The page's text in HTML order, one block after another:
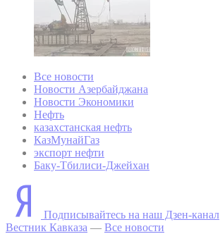
Все новости
Новости Азербайджана
Новости Экономики
Нефть
казахстанская нефть
КазМунайГаз
экспорт нефти
Баку-Тбилиси-Джейхан
Подписывайтесь на наш Дзен-канал
Вестник Кавказа — Все новости